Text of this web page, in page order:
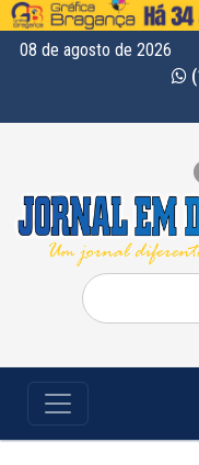
08 de agosto de 2026
Pesquisar
por: